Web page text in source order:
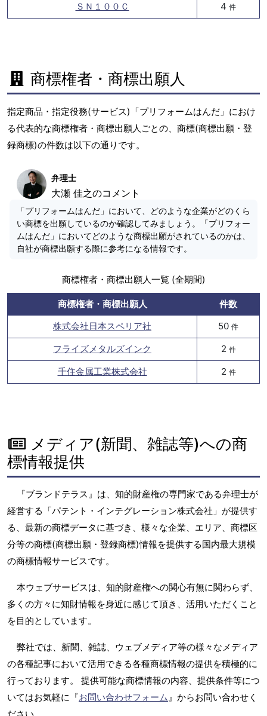
ＳＮ１００Ｃ 4 件
商標権者・商標出願人
指定商品・指定役務(サービス)「プリフォームはんだ」におけ
る代表的な商標権者・商標出願人ごとの、商標(商標出願・登
録商標)の件数は以下の通りです。
弁理士
大瀬 佳之のコメント
「プリフォームはんだ」において、どのような企業がどのくら
い商標を出願しているのか確認してみましょう。「プリフォー
ムはんだ」においてどのような商標出願がされているのかは、
自社が商標出願する際に参考になる情報です。
商標権者・商標出願人一覧 (全期間)
商標権者・商標出願人
件数
株式会社日本スペリア社
50 件
フライズメタルズインク 2 件
千住金属工業株式会社 2 件
メディア(新聞、雑誌等)への商
標情報提供
『ブランドテラス』は、知的財産権の専門家である弁理士が
経営する「パテント・インテグレーション株式会社」が提供す
る、最新の商標データに基づき、様々な企業、エリア、商標区
分等の商標(商標出願・登録商標)情報を提供する国内最大規模
の商標情報サービスです。
本ウェブサービスは、知的財産権への関心有無に関わらず、
多くの方々に知財情報を身近に感じて頂き、活用いただくこと
を目的としています。
弊社では、新聞、雑誌、ウェブメディア等の様々なメディア
の各種記事において活用できる各種商標情報の提供を積極的に
行っております。 提供可能な商標情報の内容、提供条件等につ
いてはお気軽に『お問い合わせフォーム』からお問い合わせく